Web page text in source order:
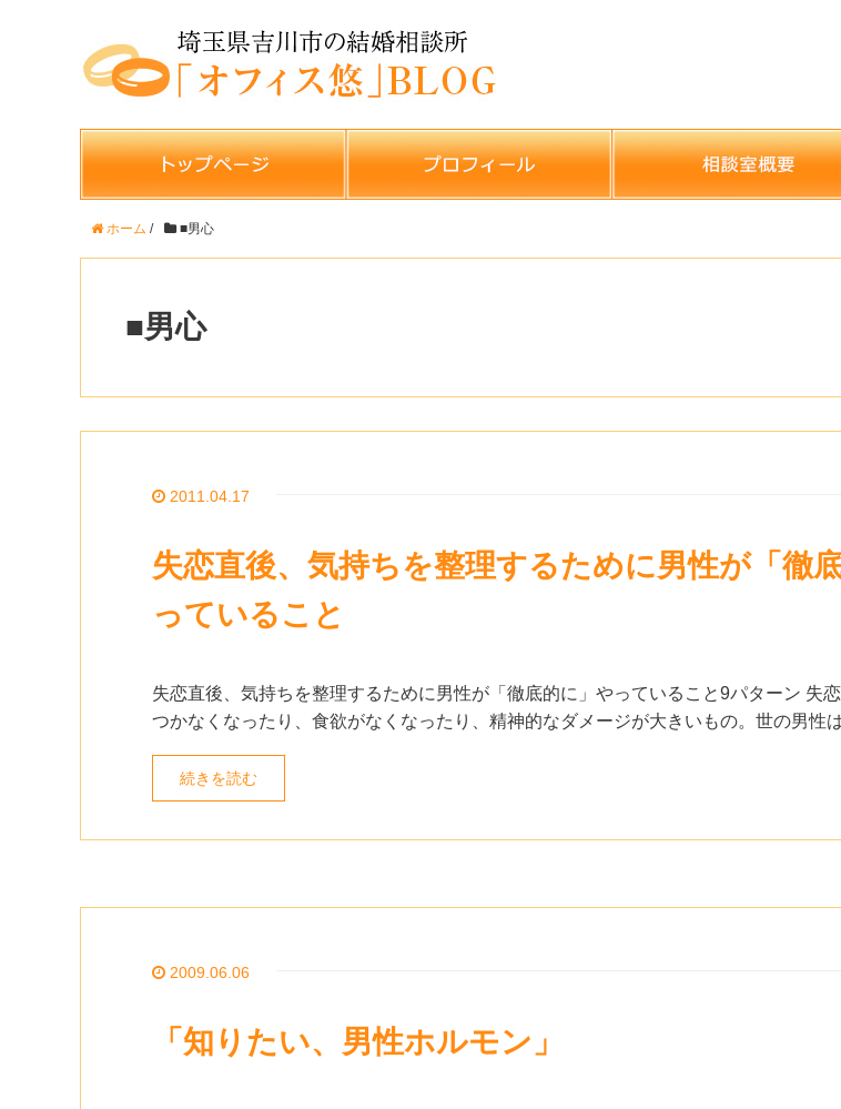
ホーム / ■男心
■男心
2011.04.17
失恋直後、気持ちを整理するために男性が「徹
っていること
失恋直後、気持ちを整理するために男性が「徹底的に」やっていること9パターン 失
つかなくなったり、食欲がなくなったり、精神的なダメージが大きいもの。世の男
続きを読む
2009.06.06
「知りたい、男性ホルモン」